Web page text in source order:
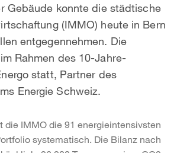
Gebäude konnte die städtische
(IMMO) heute in Bern
entgegennehmen. Die
Rahmen des 10-Jahre-
statt, Partner des
Energie Schweiz.
die IMMO die 91 energieintensivsten
systematisch. Die Bilanz nach